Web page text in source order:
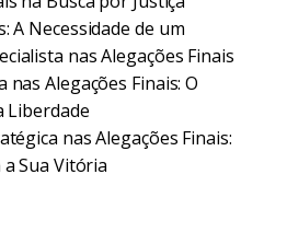
A Necessidade de um
nas Alegações Finais
nas Alegações Finais: O
Liberdade
nas Alegações Finais:
Sua Vitória